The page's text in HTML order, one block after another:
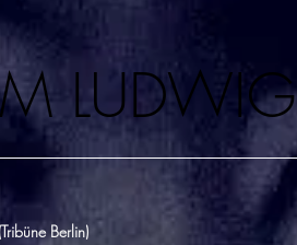
LUDWIG
Berlin)